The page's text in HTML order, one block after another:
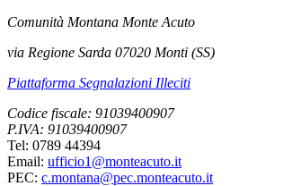
Comunità Montana Monte Acuto
via Regione Sarda 07020 Monti (SS)
Piattaforma Segnalazioni Illeciti
Codice fiscale: 91039400907
P.IVA: 91039400907
Tel: 0789 44394
Email: ufficio1@monteacuto.it
PEC: c.montana@pec.monteacuto.it